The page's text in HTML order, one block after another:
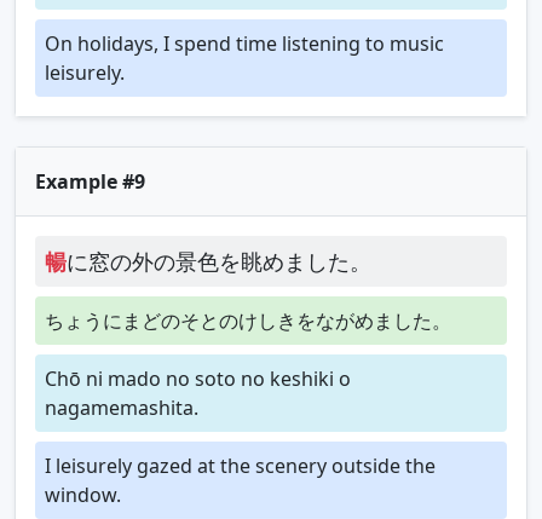
On holidays, I spend time listening to music
leisurely.
Example #9
暢に窓の外の景色を眺めました。
ちょうにまどのそとのけしきをながめました。
Chō ni mado no soto no keshiki o
nagamemashita.
I leisurely gazed at the scenery outside the
window.